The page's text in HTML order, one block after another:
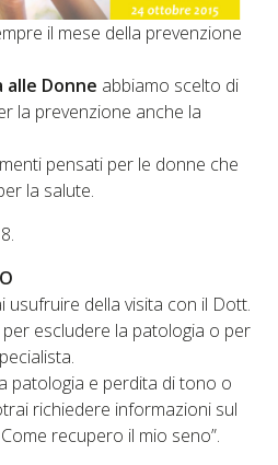
il mese della prevenzione
Donne abbiamo scelto di
la prevenzione anche la
pensati per le donne che
la salute.
della visita con il Dott.
escludere la patologia o per
patologia e perdita di tono o
richiedere informazioni sul
recupero il mio seno”.